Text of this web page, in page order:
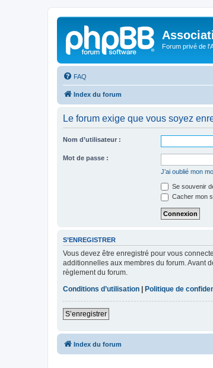
Forum privé de
FAQ
Index du forum
Le forum exige que vous soyez
Nom d’utilisateur :
Mot de passe :
J’ai oublié mon
Se souvenir
Cacher mon
S’ENREGISTRER
Vous devez être enregistré pour vous
additionnelles aux membres du forum. Avant
règlement du forum.
Conditions d’utilisation
Politique de
S’enregistrer
Index du forum